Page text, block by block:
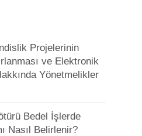
Projelerinin
ve Elektronik
Yönetmelikler
Bedel İşlerde
Nasıl Belirlenir?